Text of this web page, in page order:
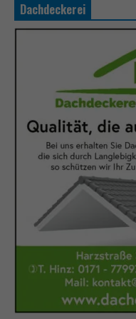
Dachdeckerei